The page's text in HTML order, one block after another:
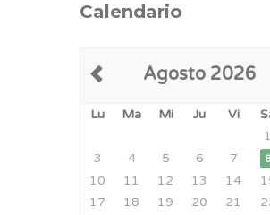
Calendario
Agosto 2026
Lu Ma Mi Ju Vi
1
3
4 5 6 7
10
11 12 13 14
17
18 19 20 21